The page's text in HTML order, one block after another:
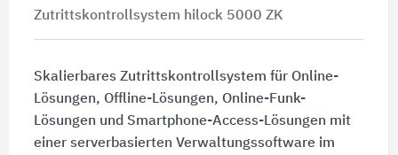
Zutrittskontrollsystem hilock 5000 ZK
Skalierbares Zutrittskontrollsystem für Online-
Lösungen, Offline-Lösungen, Online-Funk-
Lösungen und Smartphone-Access-Lösungen mit
einer serverbasierten Verwaltungssoftware im